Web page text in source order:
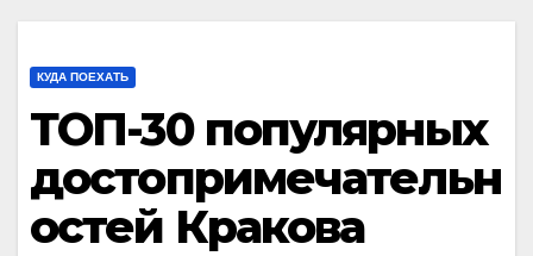
КУДА ПОЕХАТЬ
ТОП-30 популярных
достопримечательн
остей Кракова